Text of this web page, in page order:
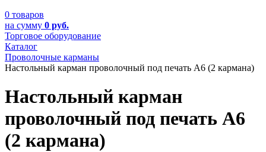
0 товаров
на сумму 0 руб.
Торговое оборудование
Каталог
Проволочные карманы
Настольный карман проволочный под печать А6 (2 кармана)
Настольный карман
проволочный под печать А6
(2 кармана)